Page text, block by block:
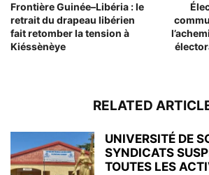
Frontière Guinée–Libéria : le
retrait du drapeau libérien
fait retomber la tension à
Kiéssènèye
RELATED
UNIVERSITÉ DE
SYNDICATS
TOUTES LES